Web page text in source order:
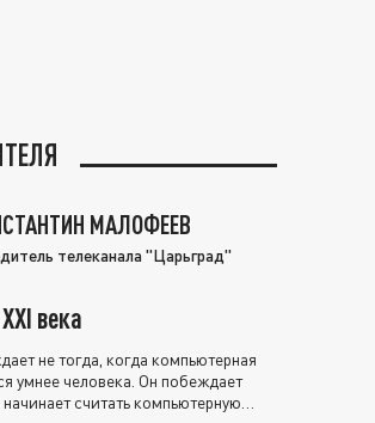
МАЛОФЕЕВ
телеканала "Царьград"
века
не тогда, когда компьютерная
умнее человека. Он побеждает
считать компьютерную